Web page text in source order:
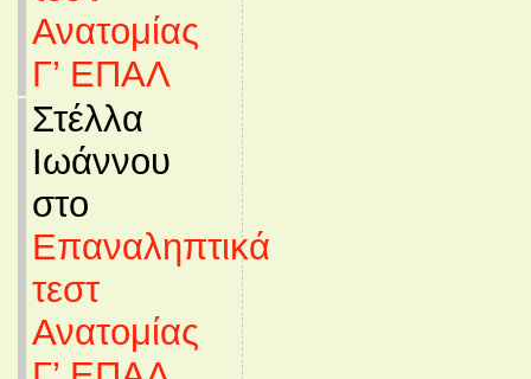
Ανατομίας
Γ’ ΕΠΑΛ
Στέλλα
Ιωάννου
στο
Επαναληπτικά
τεστ
Ανατομίας